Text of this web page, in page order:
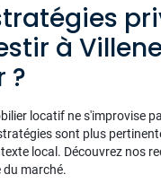
à
?
locatif ne s'improvise
sont plus
local. Découvrez nos
du marché.